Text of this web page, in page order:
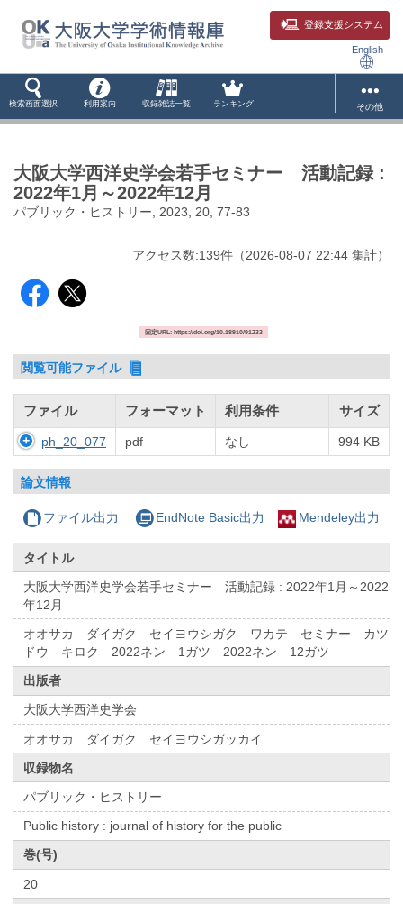
登録支援システム
English
検索画面選択 利用案内 収録雑誌一覧 ランキング その他
大阪大学西洋史学会若手セミナー 活動記録 :
2022年1月～2022年12月
パブリック・ヒストリー, 2023, 20, 77-83
アクセス数:139件 （2026-08-07 22:44 集計）
固定URL: https://doi.org/10.18910/91233
閲覧可能ファイル
ファイル フォーマット 利用条件 サイズ
ph_20_077 pdf なし 994 KB
論文情報
ファイル出力 EndNote Basic出力 Mendeley出力
タイトル
大阪大学西洋史学会若手セミナー 活動記録 : 2022年1月～2022
年12月
オオサカ ダイガク セイヨウシガク ワカテ セミナー カツ
ドウ キロク 2022ネン 1ガツ 2022ネン 12ガツ
出版者
大阪大学西洋史学会
オオサカ ダイガク セイヨウシガッカイ
収録物名
パブリック・ヒストリー
Public history : journal of history for the public
巻(号)
20